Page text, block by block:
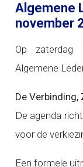
Algemene
november
Op zaterdag
Algemene
De
De agenda
voor de
Een formele